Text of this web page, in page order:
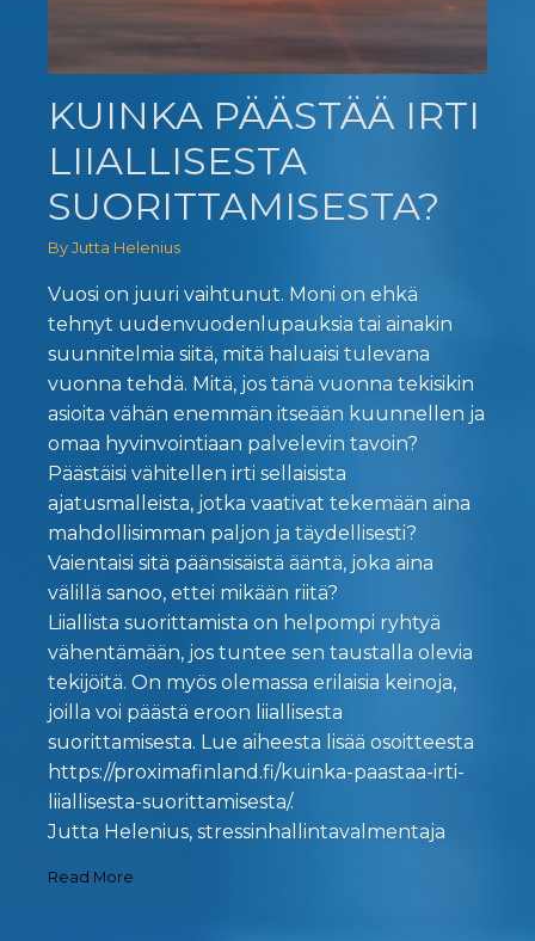
KUINKA PÄÄSTÄÄ IRTI
LIIALLISESTA
SUORITTAMISESTA?
By Jutta Helenius
Vuosi on juuri vaihtunut. Moni on ehkä
tehnyt uudenvuodenlupauksia tai ainakin
suunnitelmia siitä, mitä haluaisi tulevana
vuonna tehdä. Mitä, jos tänä vuonna tekisikin
asioita vähän enemmän itseään kuunnellen ja
omaa hyvinvointiaan palvelevin tavoin?
Päästäisi vähitellen irti sellaisista
ajatusmalleista, jotka vaativat tekemään aina
mahdollisimman paljon ja täydellisesti?
Vaientaisi sitä päänsisäistä ääntä, joka aina
välillä sanoo, ettei mikään riitä?
Liiallista suorittamista on helpompi ryhtyä
vähentämään, jos tuntee sen taustalla olevia
tekijöitä. On myös olemassa erilaisia keinoja,
joilla voi päästä eroon liiallisesta
suorittamisesta. Lue aiheesta lisää osoitteesta
https://proximafinland.fi/kuinka-paastaa-irti-
liiallisesta-suorittamisesta/.
Jutta Helenius, stressinhallintavalmentaja
Read More